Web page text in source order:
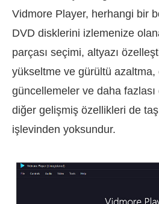
Vidmore Player, herhangi bir
DVD disklerini izlemenize
parçası seçimi, altyazı
yükseltme ve gürültü
güncellemeler ve daha
diğer gelişmiş özellikleri de
işlevinden yoksundur.